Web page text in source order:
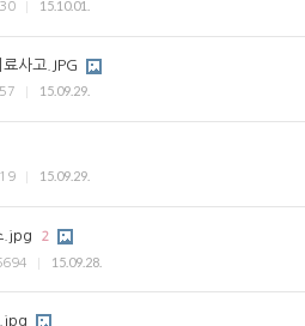
15.10.01.
사고.JPG
15.09.29.
15.09.29.
.jpg
2
15.09.28.